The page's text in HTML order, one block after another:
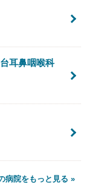
耳鼻咽喉科
病院をもっと見る »